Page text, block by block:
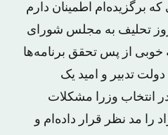
برگزیده‌ام اطمینان دارم
تحلیف به مجلس شورای
خوبی از پس تحقق برنامه‌ها
تدبیر و امید یک
انتخاب وزرا مشکلات
را مد نظر قرار داده‌ام و